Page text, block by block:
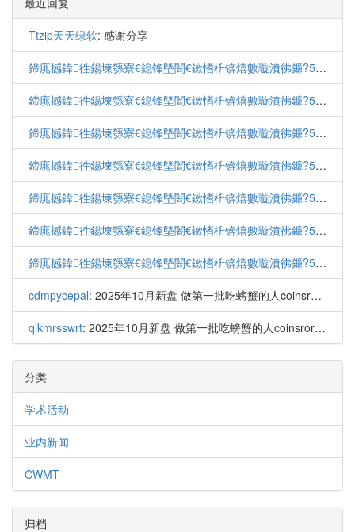
Ttzip天天绿软: 感谢分享
鍗庣撼鍏徃鍚堜綔寮€鎴锋墍闇€鏉愭枡锛熺數璇濆彿鐮?5587291507 寰俊STS5099
鍗庣撼鍏徃鍚堜綔寮€鎴锋墍闇€鏉愭枡锛熺數璇濆彿鐮?5587291507 寰俊STS5099
鍗庣撼鍏徃鍚堜綔寮€鎴锋墍闇€鏉愭枡锛熺數璇濆彿鐮?5587291507 寰俊STS5099
鍗庣撼鍏徃鍚堜綔寮€鎴锋墍闇€鏉愭枡锛熺數璇濆彿鐮?5587291507 寰俊STS5099
鍗庣撼鍏徃鍚堜綔寮€鎴锋墍闇€鏉愭枡锛熺數璇濆彿鐮?5587291507 寰俊STS5099
鍗庣撼鍏徃鍚堜綔寮€鎴锋墍闇€鏉愭枡锛熺數璇濆彿鐮?5587291507 寰俊STS5099
鍗庣撼鍏徃鍚堜綔寮€鎴锋墍闇€鏉愭枡锛熺數璇濆彿鐮?5587291507 寰俊STS5099
cdmpycepal: 2025年10月新盘 做第一批吃螃蟹的人coinsrore.co...
qikmrsswrt: 2025年10月新盘 做第一批吃螃蟹的人coinsrore.co...
分类
学术活动
业内新闻
CWMT
归档